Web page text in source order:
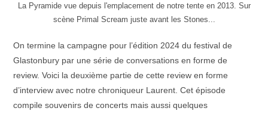
La Pyramide vue depuis l'emplacement de notre tente en 2013. Sur
scène Primal Scream juste avant les Stones...
On termine la campagne pour l’édition 2024 du festival de
Glastonbury par une série de conversations en forme de
review. Voici la deuxième partie de cette review en forme
d’interview avec notre chroniqueur Laurent. Cet épisode
compile souvenirs de concerts mais aussi quelques